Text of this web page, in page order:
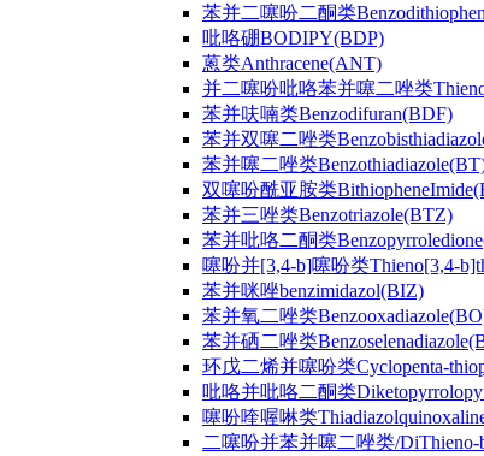
苯并二噻吩二酮类
吡咯硼BODIPY(BDP)
蒽类Anthracene(ANT)
并二噻吩吡咯苯并噻二唑类
苯并呋喃类Benzodifuran(BDF)
苯并双噻二唑类
苯并噻二唑类
双噻吩酰亚胺类
苯并三唑类Benzotriazole(BTZ)
苯并吡咯二酮类
噻吩并[3,4-b]噻吩类Thieno[3,4-
苯并咪唑benzimidazol(BIZ)
苯并氧二唑类
苯并硒二唑类
环戊二烯并噻吩类Cyclopenta-
吡咯并吡咯二酮类
噻吩喹喔啉类
二噻吩并苯并噻二唑类/DiThieno-